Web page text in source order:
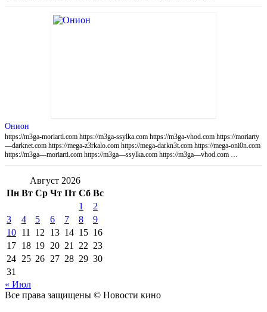
Онион
https://m3ga-moriarti.com https://m3ga-ssylka.com https://m3ga-vhod.com https://moriarty
—darknet.com https://mega-z3rkalo.com https://mega-darkn3t.com https://mega-oni0n.com
https://m3ga—moriarti.com https://m3ga—ssylka.com https://m3ga—vhod.com …
Август 2026
Пн Вт Ср Чт Пт Сб Вс
1
2
3
4 5 6 7 8
9
10 11 12 13 14 15 16
17 18 19 20 21 22 23
24 25 26 27 28 29 30
31
« Июл
Все права защищены © Новости кино